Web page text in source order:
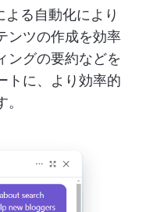
よる自動化により
ンツの作成を効率
ングの要約などを
トに、より効率的